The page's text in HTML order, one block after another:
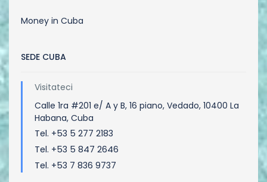
Money in Cuba
SEDE CUBA
Visitateci
Calle 1ra #201 e/ A y B, 16 piano, Vedado, 10400 La
Habana, Cuba
Tel. +53 5 277 2183
Tel. +53 5 847 2646
Tel. +53 7 836 9737